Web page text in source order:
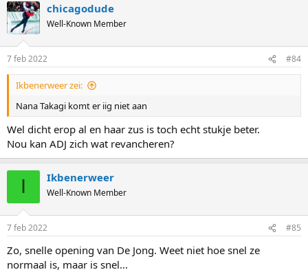
chicagodude
Well-Known Member
7 feb 2022 #84
Ikbenerweer zei:
Nana Takagi komt er iig niet aan
Wel dicht erop al en haar zus is toch echt stukje beter.
Nou kan ADJ zich wat revancheren?
I Ikbenerweer
Well-Known Member
7 feb 2022 #85
Zo, snelle opening van De Jong. Weet niet hoe snel ze
normaal is, maar is snel...